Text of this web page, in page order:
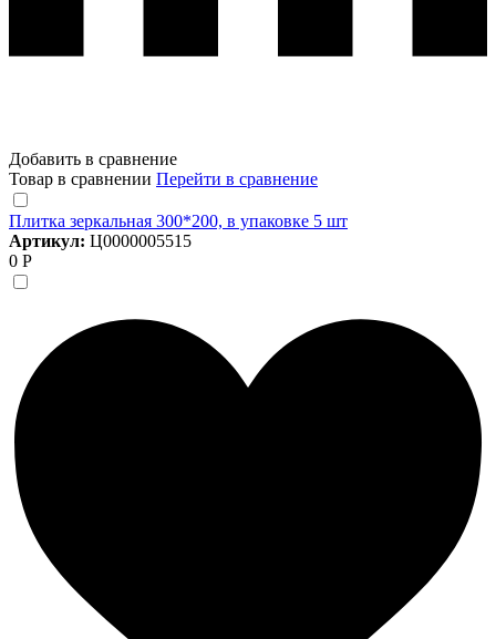
Добавить в сравнение
Товар в сравнении Перейти в сравнение
Плитка зеркальная 300*200, в упаковке 5 шт
Артикул: Ц0000005515
0 Р